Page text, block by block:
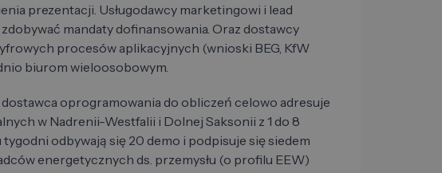
prezentacji. Usługodawcy marketingowi i lead
mandaty dofinansowania. Oraz dostawcy
procesów aplikacyjnych (wnioski BEG, KfW
biurom wieloosobowym.
oprogramowania do obliczeń celowo adresuje
w Nadrenii-Westfalii i Dolnej Saksonii z 1 do 8
odbywają się 20 demo i podpisuje się siedem
energetycznych ds. przemysłu (o profilu EEW)